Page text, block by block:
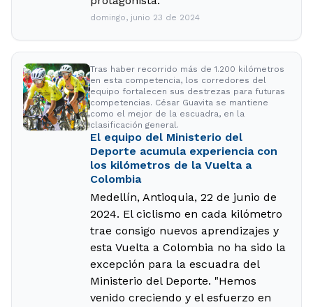
domingo, junio 23 de 2024
Tras haber recorrido más de 1.200 kilómetros
en esta competencia, los corredores del
equipo fortalecen sus destrezas para futuras
competencias. César Guavita se mantiene
como el mejor de la escuadra, en la
clasificación general.
El equipo del Ministerio del
Deporte acumula experiencia con
los kilómetros de la Vuelta a
Colombia
Medellín, Antioquia, 22 de junio de
2024. El ciclismo en cada kilómetro
trae consigo nuevos aprendizajes y
esta Vuelta a Colombia no ha sido la
excepción para la escuadra del
Ministerio del Deporte. "Hemos
venido creciendo y el esfuerzo en